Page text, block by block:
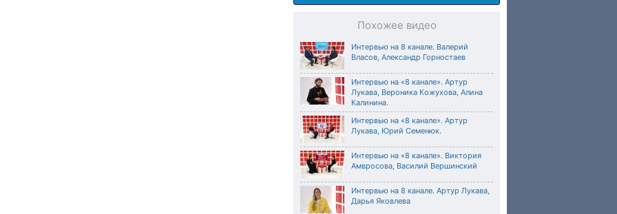
Похожее видео
Интервью на 8 канале. Валерий
Власов, Александр Горностаев
Интервью на «8 канале». Артур
Лукава, Вероника Кожухова, Алина
Калинина.
Интервью на «8 канале». Артур
Лукава, Юрий Семенюк.
Интервью на «8 канале». Виктория
Амвросова, Василий Вершинский
Интервью на 8 канале. Артур Лукава,
Дарья Яковлева